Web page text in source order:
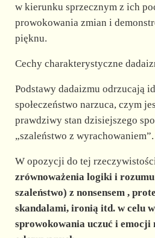
w kierunku sprzecznym z ich
prowokowania zmian i
pięknu.
Cechy charakterystyczne
Podstawy dadaizmu odrzucają
społeczeństwo narzuca, czym
prawdziwy stan dzisiejszego
„szaleństwo z wyrachowaniem”.
W opozycji do tej
zrównoważenia logiki i rozumu
szaleństwo) z nonsensem ,
skandalami, ironią itd. w celu
sprowokowania uczuć i emocji